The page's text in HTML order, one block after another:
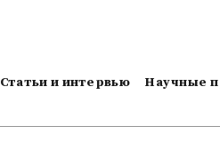
Статьи и интервью Научные